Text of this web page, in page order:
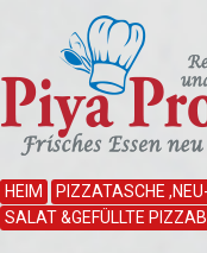
HEIM PIZZATASCHE
SALAT &GEFÜLLTE